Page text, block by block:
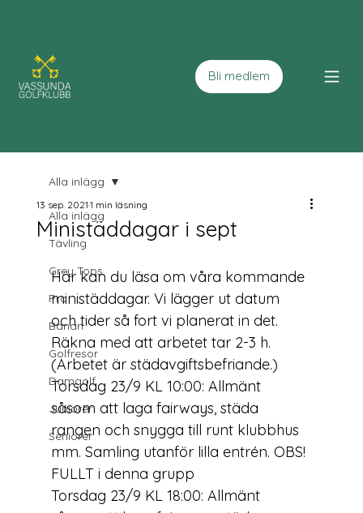
Bli medlem
Alla inlägg
Tävling
Grey Tops
Pro
Banan
Golfresor
Damgolf
Juniorer
Seniorer
Alla inlägg
Ministäddagar i sept
13 sep. 20211 min läsning
Här kan du läsa om våra kommande
ministäddagar. Vi lägger ut datum
och tider så fort vi planerat in det.
Räkna med att arbetet tar 2-3 h.
(Arbetet är städavgiftsbefriande.)
Torsdag 23/9 KL 10:00: Allmänt
såsom att laga fairways, städa
rangen och snygga till runt klubbhus
mm. Samling utanför lilla entrén. OBS!
FULLT i denna grupp
Torsdag 23/9 KL 18:00: Allmänt